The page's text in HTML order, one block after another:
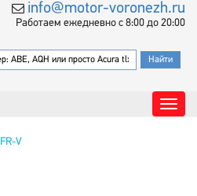
info@motor-voronezh.ru
Работаем ежедневно с 8:00 до 20:00
FR-V